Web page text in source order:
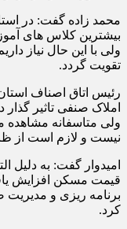
محمد زاده گفت: در
بیشترین کلاس های
ولی با این حال نیاز
تقویت گردد.
رئیس اتاق اصناف
املاک صنفی تاثیر
ولی متاسفانه مشاهده
نیست و لازم است از
امیدوار گفت: به دلیل
قیمت مسکن افزایش
برنامه ریزی و
کرد.